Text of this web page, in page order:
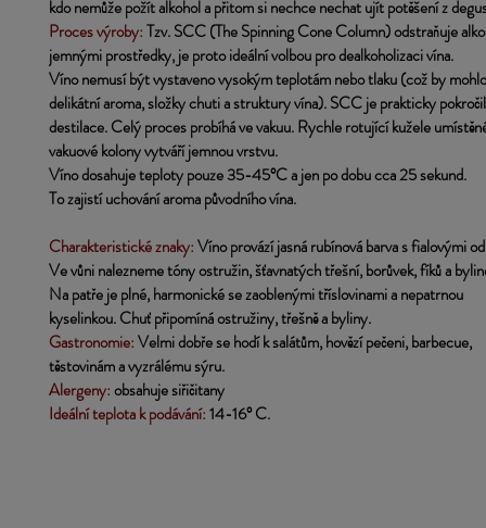
kdo nemůže požít alkohol a přitom si nechce nechat ujít potěšení z
Proces výroby: Tzv.SCC (The Spinning Cone Column) odstraňuje
jemnými prostředky, je proto ideální volbou pro dealkoholizaci vína.
Víno nemusí být vystaveno vysokým teplotám nebo tlaku (což by
delikátní aroma, složky chuti a struktury vína). SCC je prakticky
destilace. Celý proces probíhá ve vakuu. Rychle rotující kužele
vakuové kolony vytváří jemnou vrstvu.
Víno dosahuje teploty pouze 35-45°C a jen po dobu cca 25 sekund.
To zajistí uchování aroma původního vína.
Charakteristické znaky: Víno provází jasná rubínová barva s fialovými
Ve vůni nalezneme tóny ostružin, šťavnatých třešní, borůvek, fíků a
Na patře je plné, harmonické se zaoblenými tříslovinami a nepatrnou
kyselinkou. Chuť připomíná ostružiny, třešně a byliny.
Gastronomie: Velmi dobře se hodí k salátům, hovězí pečeni, barbecue,
těstovinám a vyzrálému sýru.
Alergeny: obsahuje siřičitany
Ideální teplota k podávání: 14-16° C.